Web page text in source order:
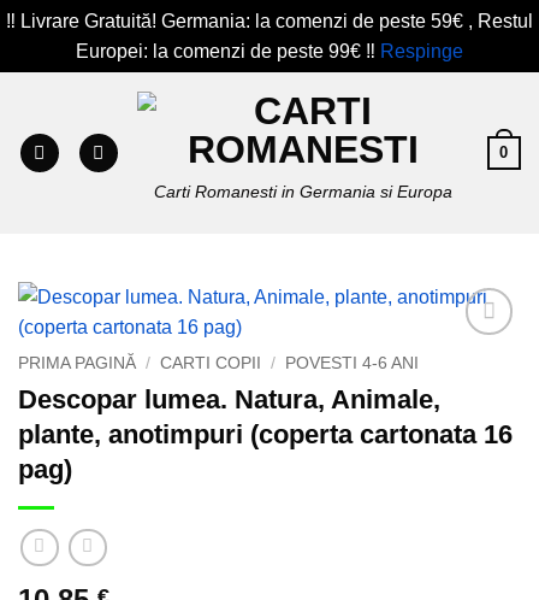
‼️ Livrare Gratuită! Germania: la comenzi de peste 59€ , Restul
Europei: la comenzi de peste 99€ ‼️ Respinge
content
Carti Romanesti in Germania si Europa
0
PRIMA PAGINĂ / CARTI COPII / POVESTI 4-6 ANI
Descopar lumea. Natura, Animale,
plante, anotimpuri (coperta cartonata 16
pag)